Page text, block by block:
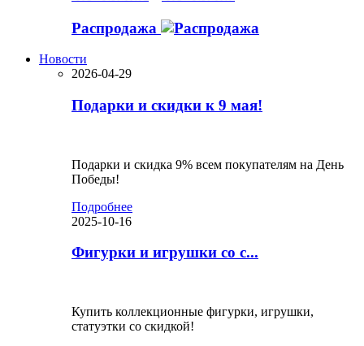
Распродажа
Новости
2026-04-29
Подарки и скидки к 9 мая!
Подарки и скидка 9% всем покупателям на День
Победы!
Подробнее
2025-10-16
Фигурки и игрушки со с...
Купить коллекционные фигурки, игрушки,
статуэтки со скидкой!